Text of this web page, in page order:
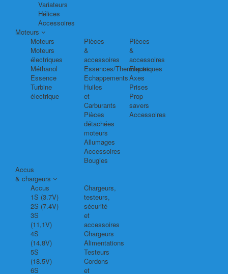
Variateurs
Hélices
Accessoires
Moteurs
Moteurs
Moteurs
électriques
Méthanol
Essence
Turbine
électrique
Pièces
&
accessoires
Essences/Thermiques
Echappements
Huiles
et
Carburants
Pièces
détachées
moteurs
Allumages
Accessoires
Bougies
Pièces
&
accessoires
Electriques
Axes
Prises
Prop
savers
Accessoires
Accus
& chargeurs
Accus
1S (3.7V)
2S (7.4V)
3S
(11,1V)
4S
(14.8V)
5S
(18.5V)
6S
Chargeurs,
testeurs,
sécurité
et
accessoires
Chargeurs
Alimentations
Testeurs
Cordons
et